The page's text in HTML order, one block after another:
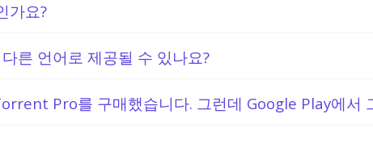
가요?
른 언어로 제공될 수 있나요?